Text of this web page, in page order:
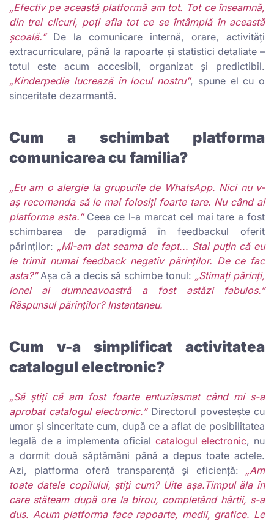
„Efectiv pe această platformă am tot. Tot ce înseamnă,
din trei clicuri, poți afla tot ce se întâmplă în această
școală.”De la comunicare internă, orare, activități
extracurriculare, până la rapoarte și statistici detaliate –
totul este acum accesibil, organizat și predictibil.
„Kinderpedia lucrează în locul nostru”, spune el cu o
sinceritate dezarmantă.
Cum a schimbat platforma
comunicarea cu familia?
„Eu am o alergie la grupurile de WhatsApp. Nici nu v-
aș recomanda să le mai folosiți foarte tare. Nu când ai
platforma asta.”Ceea ce l-a marcat cel mai tare a fost
schimbarea de paradigmă în feedbackul oferit
părinților: „Mi-am dat seama de fapt... Stai puțin că eu
le trimit numai feedback negativ părinților. De ce fac
asta?”Așa că a decis să schimbe tonul: „Stimați părinți,
Ionel al dumneavoastră a fost astăzi fabulos.”
Răspunsul părinților? Instantaneu.
Cum v-a simplificat activitatea
catalogul electronic?
„Să știți că am fost foarte entuziasmat când mi s-a
aprobat catalogul electronic.” Directorul povestește cu
umor și sinceritate cum, după ce a aflat de posibilitatea
legală de a implementa oficial catalogul electronic, nu
a dormit două săptămâni până a depus toate actele.
Azi, platforma oferă transparență și eficiență: „Am
toate datele copilului, știți cum? Uite așa.Timpul ăla în
care stăteam după ore la birou, completând hârtii, s-a
dus. Acum platforma face rapoarte, medii, grafice. Le